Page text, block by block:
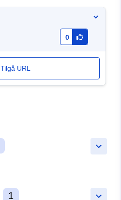
0
Tilgå URL
keyboard_arrow_down
keyboard_arrow_down
1